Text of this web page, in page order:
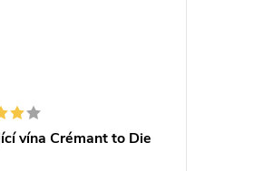
vína Crémant to Die